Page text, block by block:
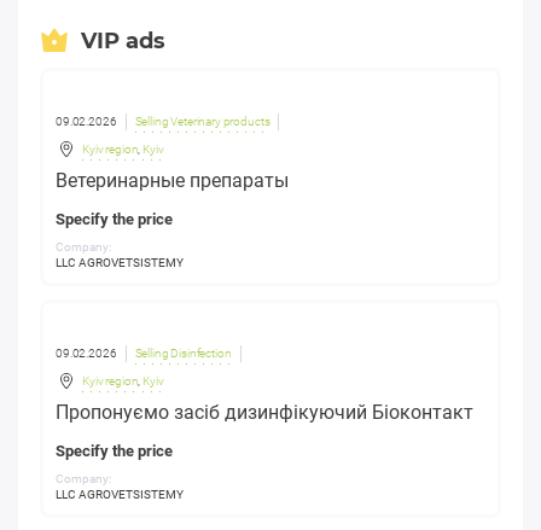
VIP ads
09.02.2026 Selling Veterinary products
Kyiv region, Kyiv
Ветеринарные препараты
Specify the price
Company:
LLC AGROVETSISTEMY
09.02.2026 Selling Disinfection
Kyiv region, Kyiv
Пропонуємо засіб дизинфікуючий Біоконтакт
Specify the price
Company:
LLC AGROVETSISTEMY